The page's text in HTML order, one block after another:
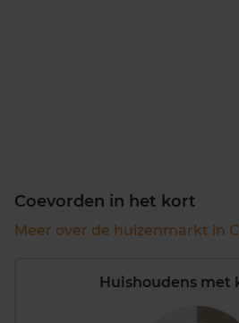
Coevorden in het kort
Meer over de huizenmarkt in
Huishoudens met